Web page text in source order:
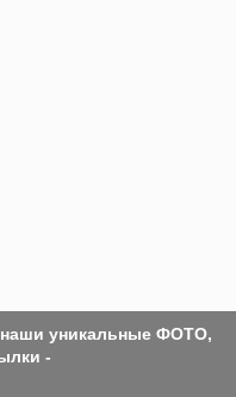
уникальные ФОТО,
-